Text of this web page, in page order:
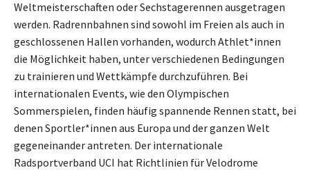
Weltmeisterschaften oder Sechstagerennen ausgetragen
werden. Radrennbahnen sind sowohl im Freien als auch in
geschlossenen Hallen vorhanden, wodurch Athlet*innen
die Möglichkeit haben, unter verschiedenen Bedingungen
zu trainieren und Wettkämpfe durchzuführen. Bei
internationalen Events, wie den Olympischen
Sommerspielen, finden häufig spannende Rennen statt, bei
denen Sportler*innen aus Europa und der ganzen Welt
gegeneinander antreten. Der internationale
Radsportverband UCI hat Richtlinien für Velodrome